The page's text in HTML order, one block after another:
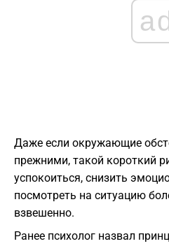
Даже если окружающие
прежними, такой короткий
успокоиться, снизить
посмотреть на ситуацию
взвешенно.
Ранее психолог назвал